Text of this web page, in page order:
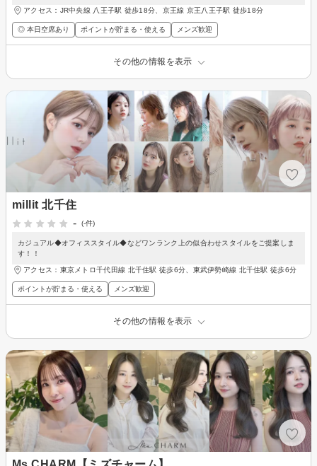
アクセス：JR中央線 八王子駅 徒歩18分、京王線 京王八王子駅 徒歩18分
◎ 本日空席あり ポイントが貯まる・使える メンズ歓迎
その他の情報を表示
millit 北千住
-
(-件)
カジュアル◆オフィススタイル◆などワンランク上の似合わせスタイルをご提案しま
す！！
アクセス：東京メトロ千代田線 北千住駅 徒歩6分、東武伊勢崎線 北千住駅 徒歩6分
ポイントが貯まる・使える メンズ歓迎
その他の情報を表示